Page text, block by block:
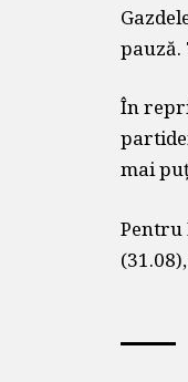
pauză.
În
mai
Pentru